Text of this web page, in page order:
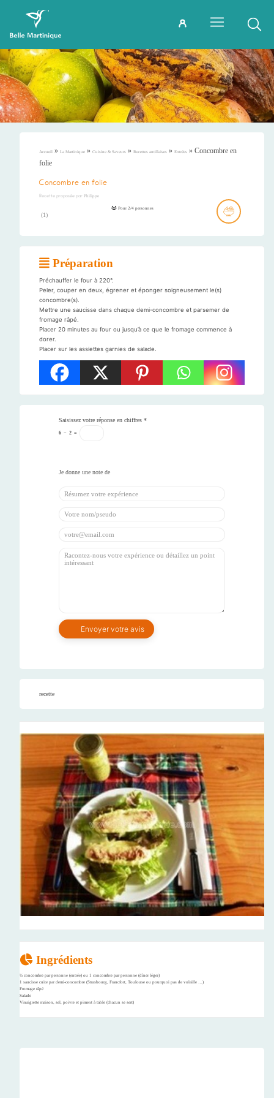
Accueil » La Martinique » Cuisine & Saveurs » Recettes antillaises » Entrées » Concombre en
folie
Concombre en folie
Recette proposée par Philippe
(1)
Pour 2/4 personnes
Préparation
Préchauffer le four à 220°.
Peler, couper en deux, égrener et éponger soigneusement le(s)
concombre(s).
Mettre une saucisse dans chaque demi-concombre et parsemer de
fromage râpé.
Placer 20 minutes au four ou jusqu’à ce que le fromage commence à
dorer.
Placer sur les assiettes garnies de salade.
Saisissez votre réponse en chiffres *
6 − 2 =
recette
Ingrédients
½ concombre par personne (entrée) ou 1 concombre par personne (dîner léger)
1 saucisse cuite par demi-concombre (Strasbourg, Francfort, Toulouse ou pourquoi pas de volaille …)
Fromage râpé
Salade
Vinaigrette maison, sel, poivre et piment à table (chacun se sert)